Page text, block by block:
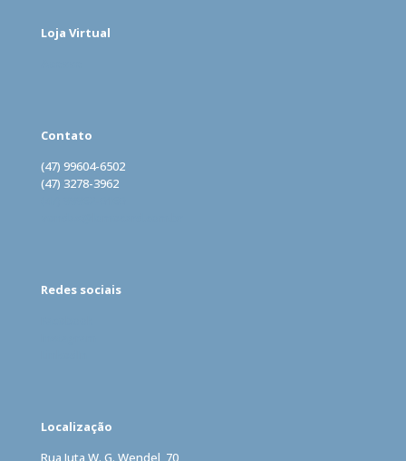
Loja Virtual
Contato
(47) 99604-6502
(47) 3278-3962
Redes sociais
Localização
Rua Juta W. G. Wendel, 70